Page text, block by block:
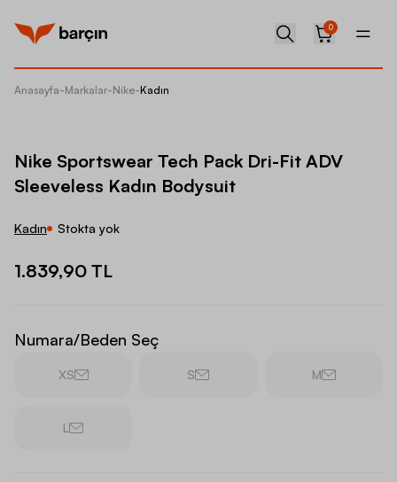
0
Anasayfa-Markalar-Nike-Kadın
Nike Sportswear Tech Pack Dri-Fit ADV
Sleeveless Kadın Bodysuit
Kadın Stokta yok
1.839,90 TL
Numara/Beden Seç
XS S M
L